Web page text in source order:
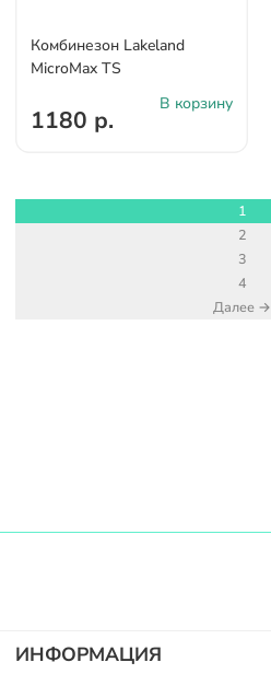
Комбинезон Lakeland
MicroMax TS
1180 р.
В корзину
1
2
3
4
Далее →
ИНФОРМАЦИЯ